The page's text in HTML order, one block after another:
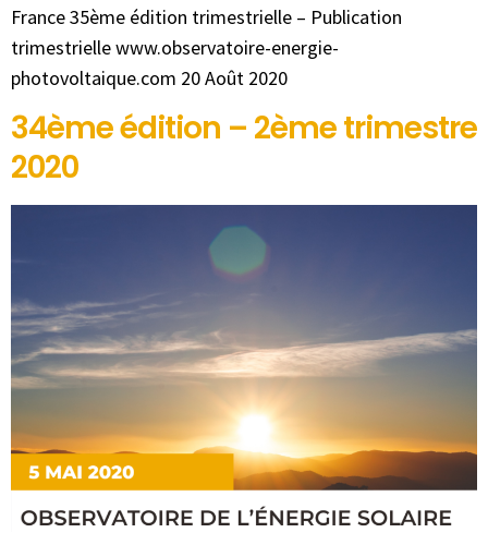
France 35ème édition trimestrielle – Publication
trimestrielle www.observatoire-energie-
photovoltaique.com 20 Août 2020
34ème édition – 2ème trimestre
2020